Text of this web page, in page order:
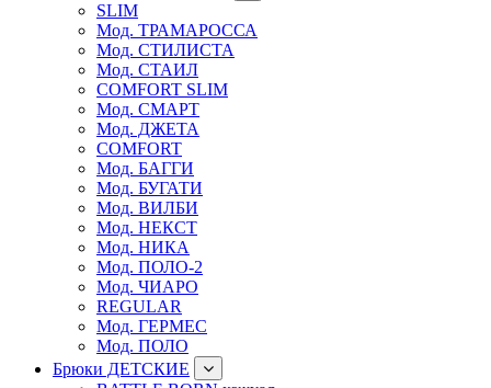
SLIM
Мод. ТРАМАРОССА
Мод. СТИЛИСТА
Мод. СТАИЛ
COMFORT SLIM
Мод. СМАРТ
Мод. ДЖЕТА
COMFORT
Мод. БАГГИ
Мод. БУГАТИ
Мод. ВИЛБИ
Мод. НЕКСТ
Мод. НИКА
Мод. ПОЛО-2
Мод. ЧИАРО
REGULAR
Мод. ГЕРМЕС
Мод. ПОЛО
Брюки ДЕТСКИЕ